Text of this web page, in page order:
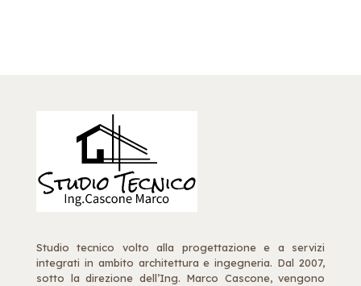
Studio tecnico volto alla progettazione e a servizi
integrati in ambito architettura e ingegneria. Dal 2007,
sotto la direzione dell’Ing. Marco Cascone, vengono